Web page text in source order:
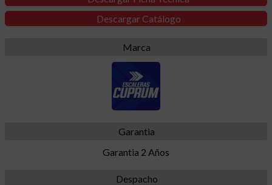
Descargar Catálogo
Marca
Garantia
Garantia 2 Años
Despacho